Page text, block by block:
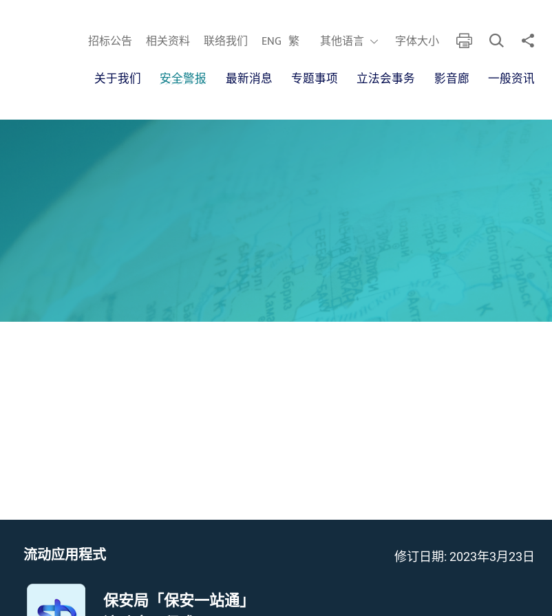
招标公告
相关资料 联络我们 ENG 繁 其他语言
其他语言 字体大小 列印 开启搜寻框
分享
关于我们 安全警报 最新消息 专题事项 立法会事务 影音廊 一般资讯
流动应用程式
保安局「保安一站通」
修订日期: 2023年3月23日